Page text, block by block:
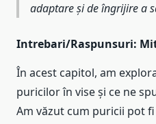
adaptare și de îngrijire a
Intrebari/Raspunsuri:
În acest capitol, am
puricilor în vise și ce ne
Am văzut cum puricii pot